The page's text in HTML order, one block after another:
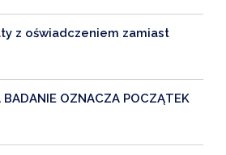
z oświadczeniem zamiast
BADANIE OZNACZA POCZĄTEK